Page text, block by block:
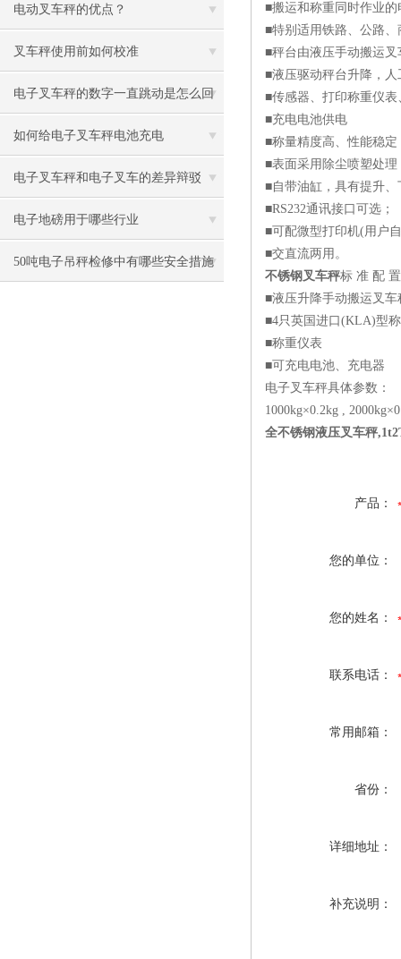
电动叉车秤的优点？
叉车秤使用前如何校准
电子叉车秤的数字一直跳动是怎么回
事
如何给电子叉车秤电池充电
电子叉车秤和电子叉车的差异辩驳
电子地磅用于哪些行业
50吨电子吊秤检修中有哪些安全措施
■搬运和称重同时作业的
■特别适用铁路、公路
■秤台由液压手动搬运
■液压驱动秤台升降，
■传感器、打印称重仪
■充电电池供电
■称量精度高、性能稳定
■表面采用除尘喷塑处
■自带油缸，具有提升
■RS232通讯接口可选；
■可配微型打印机(用户
■交直流两用。
不锈钢叉车秤标 准 配
■液压升降手动搬运叉车
■4只英国进口(KLA)型
■称重仪表
■可充电电池、充电器
电子叉车秤具体参数：
1000kg×0.2kg ,
全不锈钢液压叉车秤
产品：
您的单位：
您的姓名：
联系电话：
常用邮箱：
省份：
详细地址：
补充说明：